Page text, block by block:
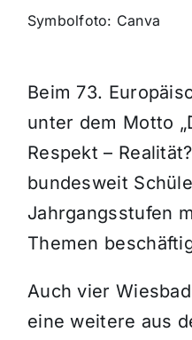
Symbolfoto: Canva
Beim 73.
unter dem Motto
Respekt –
bundesweit
Jahrgangsstufen
Themen
Auch vier
eine weitere aus